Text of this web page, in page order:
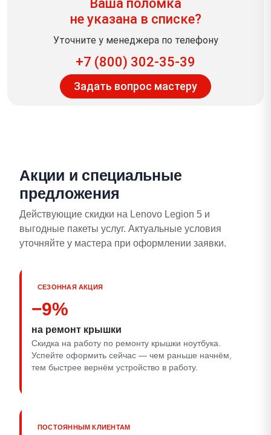
Ваша поломка
не указана в списке?
Уточните у менеджера по телефону
+7 (800) 302-35-39
Задать вопрос мастеру
Акции и специальные
предложения
Действующие скидки на Lenovo Legion 5 и
выгодные пакеты услуг. Актуальные условия
уточняйте у мастера при оформлении заявки.
СЕЗОННАЯ АКЦИЯ
−9%
на ремонт крышки
Скидка на работу по ремонту крышки ноутбука.
Успейте оформить сейчас — чем раньше начнём,
тем быстрее вернём устройство в работу.
ПОСТОЯННЫМ КЛИЕНТАМ